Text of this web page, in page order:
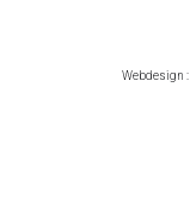
Webdesign :